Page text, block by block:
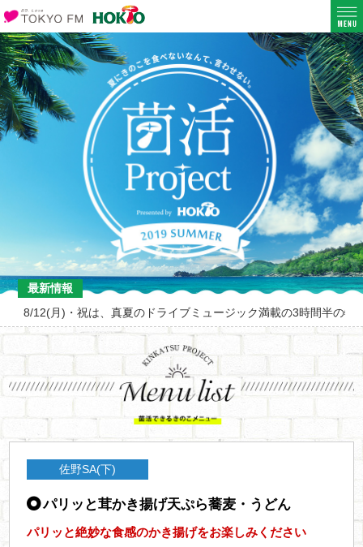
最新情報
8/12(月)・祝は、真夏のドライブミュージック満載の3時間半の特別番
佐野SA(下)
パリッと茸かき揚げ天ぷら蕎麦・うどん
パリッと絶妙な食感のかき揚げをお楽しみください